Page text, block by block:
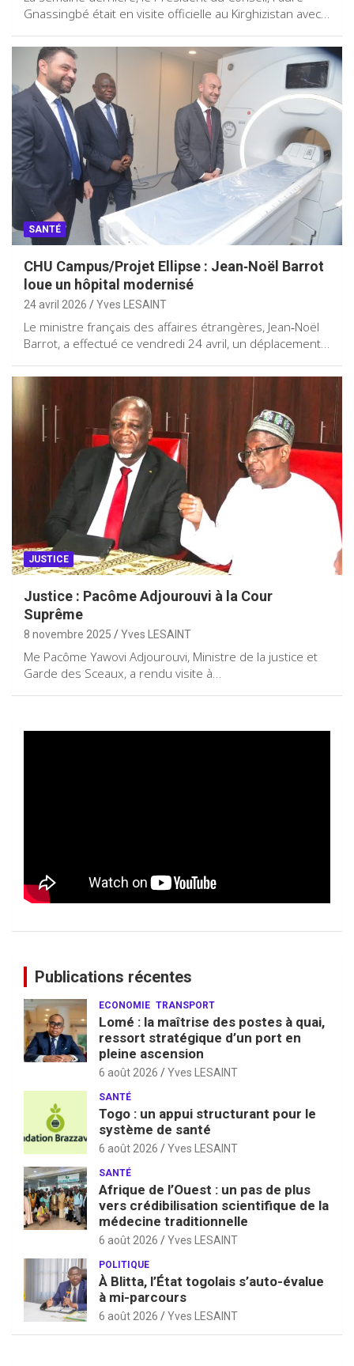
Gnassingbé était en visite officielle au Kirghizistan avec…
SANTÉ
CHU Campus/Projet Ellipse : Jean‑Noël Barrot
loue un hôpital modernisé
24 avril 2026 Yves LESAINT
Le ministre français des affaires étrangères, Jean‑Noël
Barrot, a effectué ce vendredi 24 avril, un déplacement…
JUSTICE
Justice : Pacôme Adjourouvi à la Cour
Suprême
8 novembre 2025 Yves LESAINT
Me Pacôme Yawovi Adjourouvi, Ministre de la justice et
Garde des Sceaux, a rendu visite à…
Publications récentes
ECONOMIE TRANSPORT
Lomé : la maîtrise des postes à quai,
ressort stratégique d’un port en
pleine ascension
6 août 2026 Yves LESAINT
SANTÉ
Togo : un appui structurant pour le
système de santé
6 août 2026 Yves LESAINT
SANTÉ
Afrique de l’Ouest : un pas de plus
vers crédibilisation scientifique de la
médecine traditionnelle
6 août 2026 Yves LESAINT
POLITIQUE
À Blitta, l’État togolais s’auto-évalue
à mi-parcours
6 août 2026 Yves LESAINT